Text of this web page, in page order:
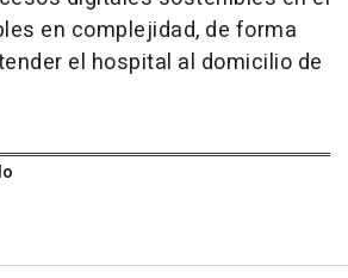
en complejidad, de forma
el hospital al domicilio de